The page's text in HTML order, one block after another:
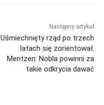
Następny artykuł
Uśmiechnięty rząd po trzech
latach się zorientował.
Mentzen: Nobla powinni za
takie odkrycia dawać